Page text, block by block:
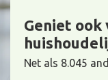
Geniet ook
Net als 8.045